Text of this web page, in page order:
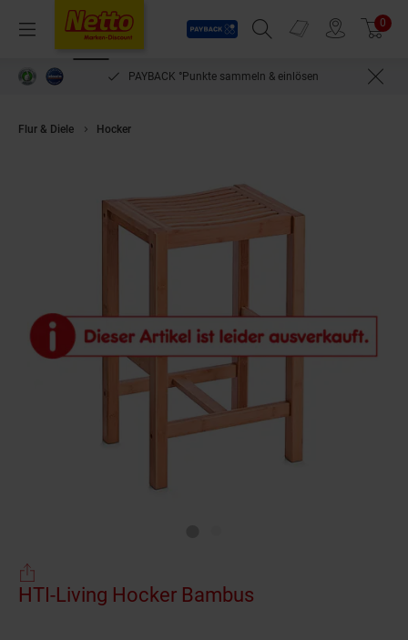
Menü
Payback
Suchfeld einblenden
Prospekte 0
PAYBACK °Punkte sammeln & einlösen
Flur & Diele Hocker
HTI-Living Hocker Bambus